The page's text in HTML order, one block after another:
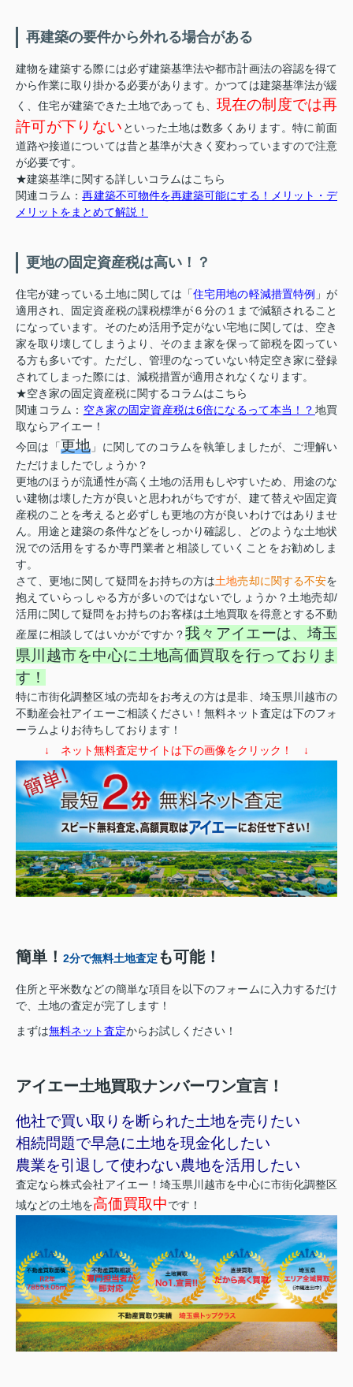
再建築の要件から外れる場合がある
建物を建築する際には必ず建築基準法や都市計画法の容認を得て
から作業に取り掛かる必要があります。かつては建築基準法が緩
く、住宅が建築できた土地であっても、 現在の制度では再
許可が下りない といった土地は数多くあります。特に前面
道路や接道については昔と基準が大きく変わっていますので注意
が必要です。
★建築基準に関する詳しいコラムはこちら
関連コラム：再建築不可物件を再建築可能にする！メリット・デ
メリットをまとめて解説！
更地の固定資産税は高い！？
住宅が建っている土地に関しては「住宅用地の軽減措置特例 」が
適用され、固定資産税の課税標準が６分の１まで減額されること
になっています。そのため活用予定がない宅地に関しては、空き
家を取り壊してしまうより、そのまま家を保って節税を図ってい
る方も多いです。ただし、管理のなっていない特定空き家に登録
されてしまった際には、減税措置が適用されなくなります。
★空き家の固定資産税に関するコラムはこちら
関連コラム： 空き家の固定資産税は6倍になるって本当！？ 地買
取ならアイエー！
今回は「更地 」に関してのコラムを執筆しましたが、ご理解い
ただけましたでしょうか？
更地のほうが流通性が高く土地の活用もしやすいため、用途のな
い建物は壊した方が良いと思われがちですが、建て替えや固定資
産税のことを考えると必ずしも更地の方が良いわけではありませ
ん。用途と建築の条件などをしっかり確認し、どのような土地状
況での活用をするか専門業者と相談していくことをお勧めしま
す。
さて、更地に関して疑問をお持ちの方は土地売却に関する不安を
抱えていらっしゃる方が多いのではないでしょうか？土地売却/
活用に関して疑問をお持ちのお客様は土地買取を得意とする不動
産屋に相談してはいかがですか？我々アイエーは、埼玉
県川越市を中心に土地高価買取を行っておりま
す！
特に市街化調整区域の売却をお考えの方は是非、埼玉県川越市の
不動産会社アイエーご相談ください！無料ネット査定は下のフォ
ーラムよりお待ちしております！
↓ ネット無料査定サイトは下の画像をクリック！ ↓
簡単！ 2分で無料土地査定 も可能！
住所と平米数などの簡単な項目を以下のフォームに入力するだけ
で、土地の査定が完了します！
まずは無料ネット査定からお試しください！
アイエー土地買取ナンバーワン宣言！
他社で買い取りを断られた土地を売りたい
相続問題で早急に土地を現金化したい
農業を引退して使わない農地を活用したい
査定なら株式会社アイエー！埼玉県川越市を中心に市街化調整区
域などの土地を高価買取中です！